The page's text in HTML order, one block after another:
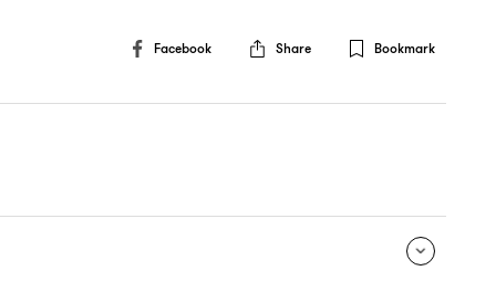
Facebook Share Bookmark